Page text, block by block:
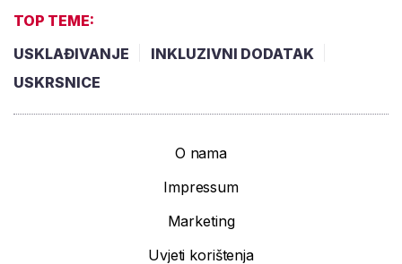
TOP TEME:
USKLAĐIVANJE
INKLUZIVNI DODATAK
USKRSNICE
O nama
Impressum
Marketing
Uvjeti korištenja